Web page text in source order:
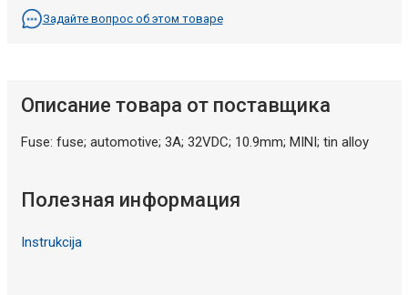
Задайте вопрос об этом товаре
Описание товара от поставщика
Fuse: fuse; automotive; 3A; 32VDC; 10.9mm; MINI; tin alloy
Полезная информация
Instrukcija